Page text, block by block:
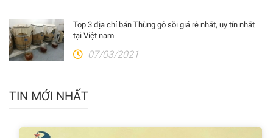
Top 3 địa chỉ bán Thùng gỗ sồi giá rẻ nhất, uy tín nhất
tại Việt nam
07/03/2021
TIN MỚI NHẤT